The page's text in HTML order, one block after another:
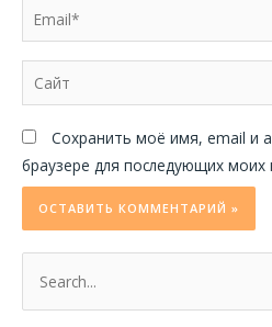
Сайт
Сохранить моё имя, email и
браузере для последующих
о